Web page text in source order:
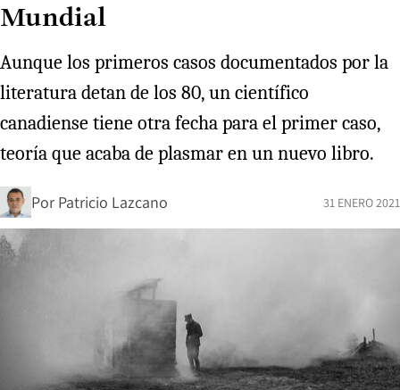
Mundial
Aunque los primeros casos documentados por la
literatura detan de los 80, un científico
canadiense tiene otra fecha para el primer caso,
teoría que acaba de plasmar en un nuevo libro.
Por Patricio Lazcano 31 ENERO 2021